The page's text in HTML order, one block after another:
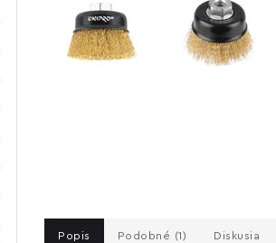
Popis Podobné (1) Diskusia